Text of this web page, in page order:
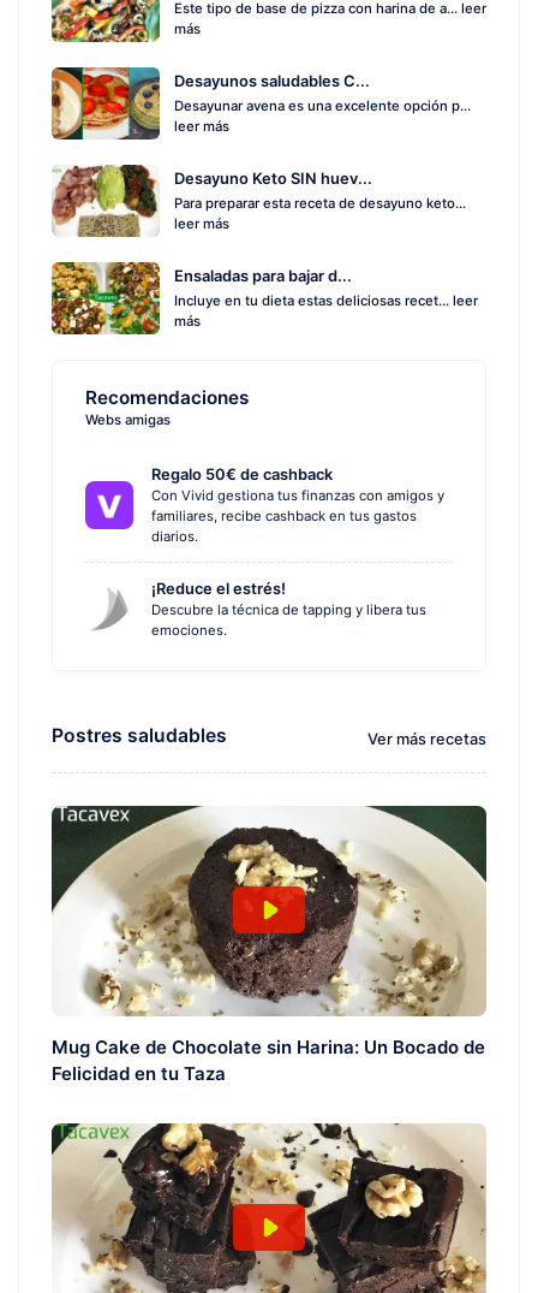
Este tipo de base de pizza con harina de a... leer
más
Desayunos saludables C...
Desayunar avena es una excelente opción p...
leer más
Desayuno Keto SIN huev...
Para preparar esta receta de desayuno keto...
leer más
Ensaladas para bajar d...
Incluye en tu dieta estas deliciosas recet... leer
más
Recomendaciones
Webs amigas
Regalo 50€ de cashback
Con Vivid gestiona tus finanzas con amigos y
familiares, recibe cashback en tus gastos
diarios.
¡Reduce el estrés!
Descubre la técnica de tapping y libera tus
emociones.
Postres saludables Ver más recetas
Mug Cake de Chocolate sin Harina: Un Bocado de
Felicidad en tu Taza